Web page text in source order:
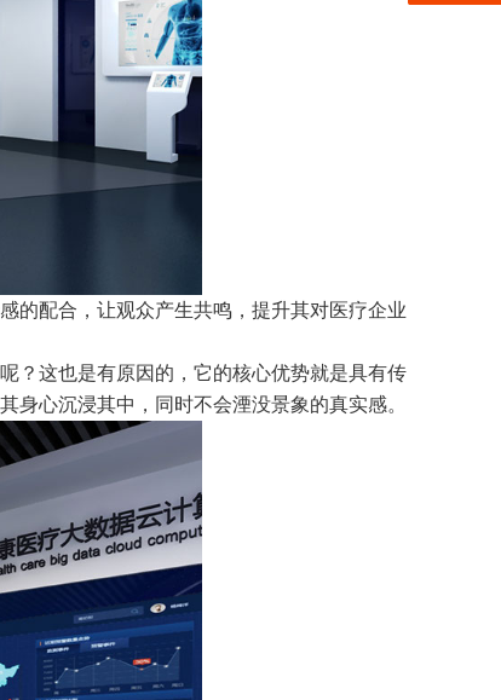
的配合，让观众产生共鸣，提升其对医疗企业
？这也是有原因的，它的核心优势就是具有传
身心沉浸其中，同时不会湮没景象的真实感。